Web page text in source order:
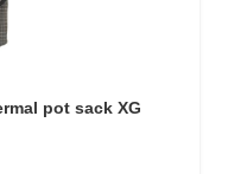
pot sack XG